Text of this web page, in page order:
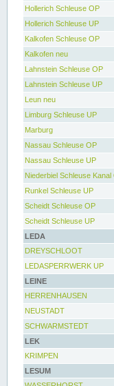
Hollerich Schleuse OP
Hollerich Schleuse UP
Kalkofen Schleuse OP
Kalkofen neu
Lahnstein Schleuse OP
Lahnstein Schleuse UP
Leun neu
Limburg Schleuse UP
Marburg
Nassau Schleuse OP
Nassau Schleuse UP
Niederbiel Schleuse Kanal
Runkel Schleuse UP
Scheidt Schleuse OP
Scheidt Schleuse UP
LEDA
DREYSCHLOOT
LEDASPERRWERK UP
LEINE
HERRENHAUSEN
NEUSTADT
SCHWARMSTEDT
LEK
KRIMPEN
LESUM